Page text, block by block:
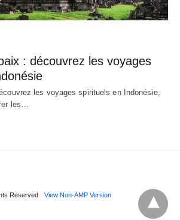
: découvrez les voyages
les voyages spirituels en Indonésie,
les…
Reserved View Non-AMP Version